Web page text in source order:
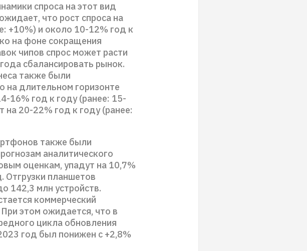
спроса на этот вид
что рост спроса на
+10%) и около 10-12% год к
на фоне сокращения
чипов спрос может расти
сбалансировать рынок.
также были
на длительном горизонте
16% год к году (ранее: 15-
на 20-22% год к году (ранее:
также были
аналитического
оценкам, упадут на 10,7%
Отгрузки планшетов
142,3 млн устройств.
коммерческий
этом ожидается, что в
цикла обновления
год был понижен с +2,8%